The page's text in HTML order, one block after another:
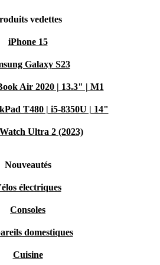
vedettes
iPhone 15
Galaxy S23
Air 2020 | 13.3" | M1
T480 | i5-8350U | 14"
Ultra 2 (2023)
Nouveautés
électriques
Consoles
domestiques
Cuisine